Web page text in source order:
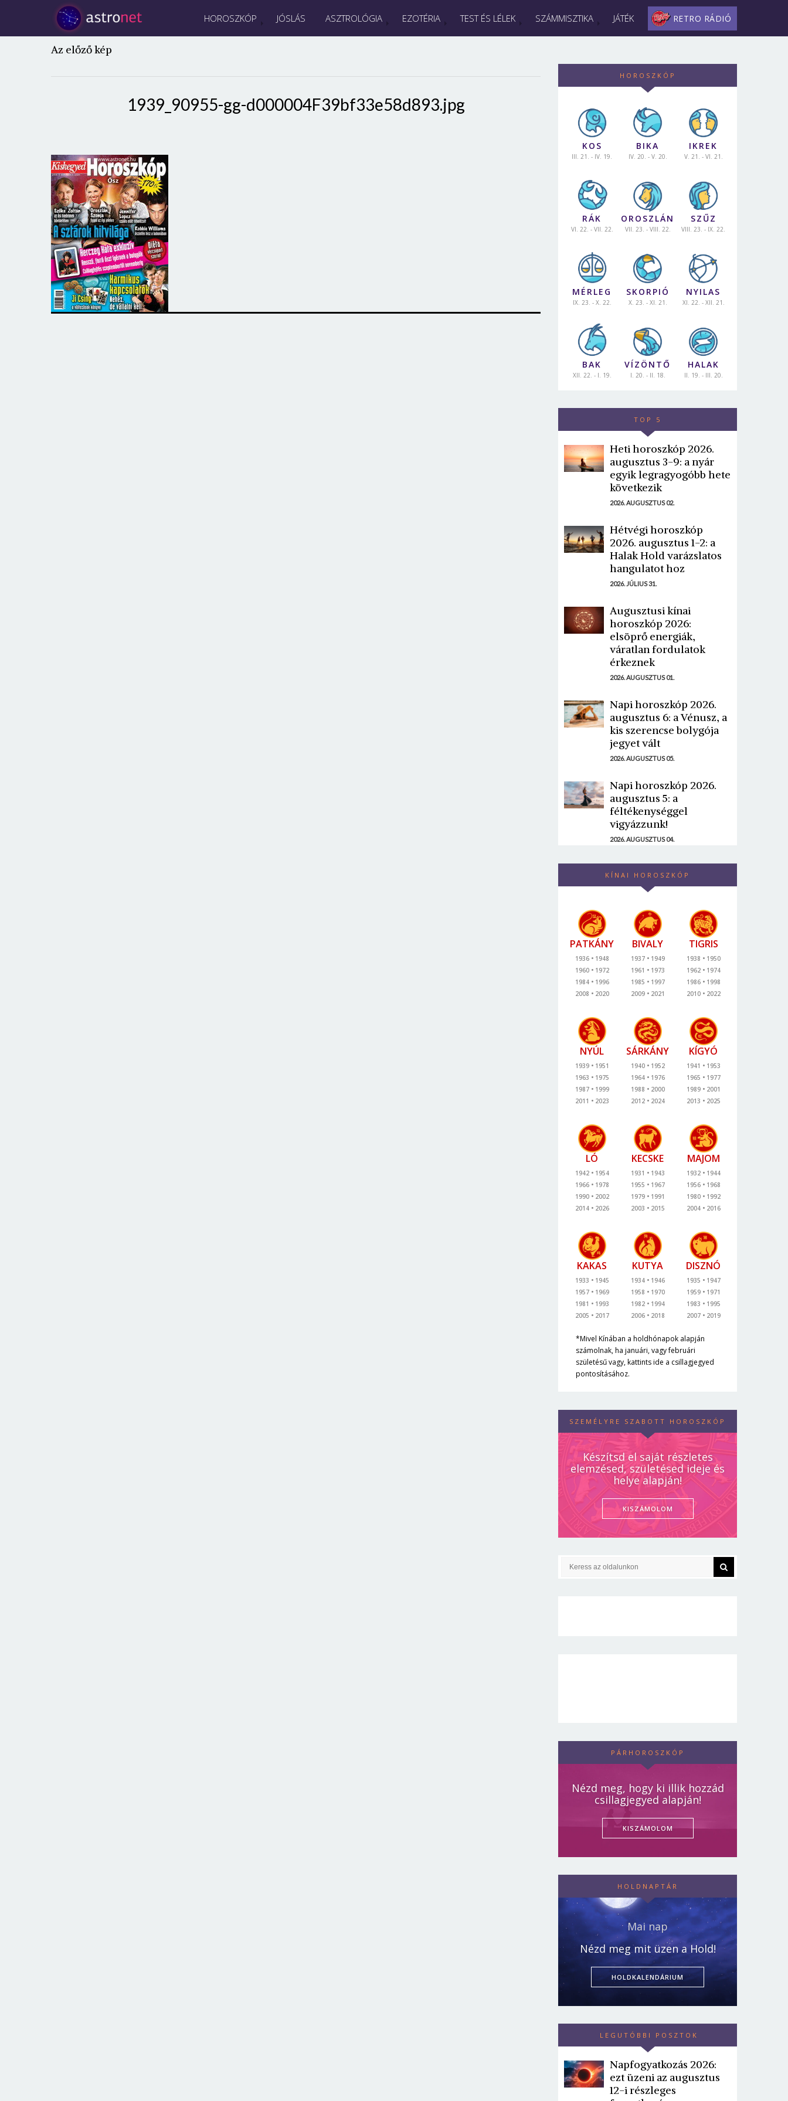
HOROSZKÓP JÓSLÁS ASZTROLÓGIA EZOTÉRIA TEST ÉS LÉLEK SZÁMMISZTIKA JÁTÉK RETRO RÁDIÓ
Az előző kép
1939_90955-gg-d000004F39bf33e58d893.jpg
HOROSZKÓP
KOS
III. 21. - IV. 19.
BIKA
IV. 20. - V. 20.
IKREK
V. 21. - VI. 21.
RÁK
VI. 22. - VII. 22.
OROSZLÁN
VII. 23. - VIII. 22.
SZŰZ
VIII. 23. - IX. 22.
MÉRLEG
IX. 23. - X. 22.
SKORPIÓ
X. 23. - XI. 21.
NYILAS
XI. 22. - XII. 21.
BAK
XII. 22. - I. 19.
VÍZÖNTŐ
I. 20. - II. 18.
HALAK
II. 19. - III. 20.
TOP 5
Heti horoszkóp 2026.
augusztus 3-9: a nyár
egyik legragyogóbb hete
következik
2026. AUGUSZTUS 02.
Hétvégi horoszkóp
2026. augusztus 1-2: a
Halak Hold varázslatos
hangulatot hoz
2026. JÚLIUS 31.
Augusztusi kínai
horoszkóp 2026:
elsöprő energiák,
váratlan fordulatok
érkeznek
2026. AUGUSZTUS 01.
Napi horoszkóp 2026.
augusztus 6: a Vénusz, a
kis szerencse bolygója
jegyet vált
2026. AUGUSZTUS 05.
Napi horoszkóp 2026.
augusztus 5: a
féltékenységgel
vigyázzunk!
2026. AUGUSZTUS 04.
KÍNAI HOROSZKÓP
PATKÁNY
1936
1948
1960
1972
1984
1996
2008
2020
BIVALY
1937
1949
1961
1973
1985
1997
2009
2021
TIGRIS
1938
1950
1962
1974
1986
1998
2010
2022
NYÚL
1939
1951
1963
1975
1987
1999
2011
2023
SÁRKÁNY
1940
1952
1964
1976
1988
2000
2012
2024
KÍGYÓ
1941
1953
1965
1977
1989
2001
2013
2025
LÓ
1942
1954
1966
1978
1990
2002
2014
2026
KECSKE
1931
1943
1955
1967
1979
1991
2003
2015
MAJOM
1932
1944
1956
1968
1980
1992
2004
2016
KAKAS
1933
1945
1957
1969
1981
1993
2005
2017
KUTYA
1934
1946
1958
1970
1982
1994
2006
2018
DISZNÓ
1935
1947
1959
1971
1983
1995
2007
2019
*Mivel Kínában a holdhónapok alapján
számolnak, ha januári, vagy februári
születésű vagy, kattints ide a csillagjegyed
pontosításához.
SZEMÉLYRE SZABOTT HOROSZKÓP
Készítsd el saját részletes
elemzésed, születésed ideje és
helye alapján!
KISZÁMOLOM
PÁRHOROSZKÓP
Nézd meg, hogy ki illik hozzád
csillagjegyed alapján!
KISZÁMOLOM
HOLDNAPTÁR
Mai nap
Nézd meg mit üzen a Hold!
HOLDKALENDÁRIUM
LEGUTÓBBI POSZTOK
Napfogyatkozás 2026:
ezt üzeni az augusztus
12-i részleges